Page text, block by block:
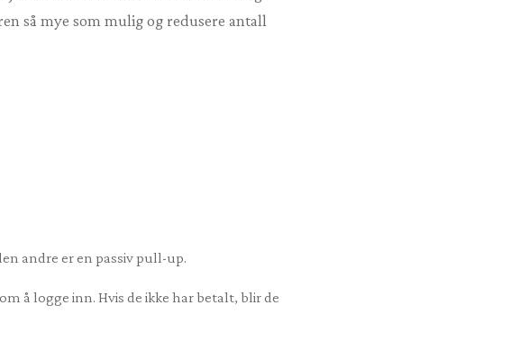
så mye som mulig og redusere antall
andre er en passiv pull-up.
å logge inn. Hvis de ikke har betalt, blir de